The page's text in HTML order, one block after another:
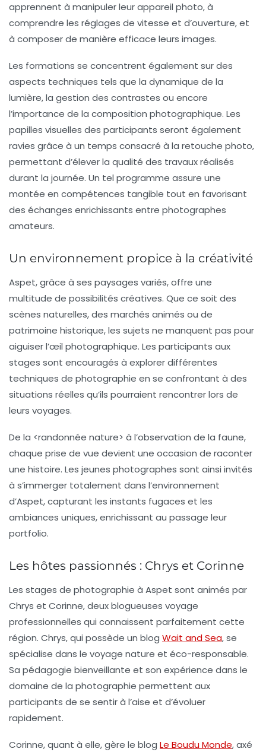
apprennent à manipuler leur appareil photo, à
comprendre les réglages de vitesse et d’ouverture, et
à composer de manière efficace leurs images.
Les formations se concentrent également sur des
aspects techniques tels que la dynamique de la
lumière, la gestion des contrastes ou encore
l’importance de la composition photographique. Les
papilles visuelles des participants seront également
ravies grâce à un temps consacré à la retouche photo,
permettant d’élever la qualité des travaux réalisés
durant la journée. Un tel programme assure une
montée en compétences tangible tout en favorisant
des échanges enrichissants entre photographes
amateurs.
Un environnement propice à la créativité
Aspet, grâce à ses paysages variés, offre une
multitude de possibilités créatives. Que ce soit des
scènes naturelles, des marchés animés ou de
patrimoine historique, les sujets ne manquent pas pour
aiguiser l’œil photographique. Les participants aux
stages sont encouragés à explorer différentes
techniques de photographie en se confrontant à des
situations réelles qu’ils pourraient rencontrer lors de
leurs voyages.
De la <randonnée nature> à l’observation de la faune,
chaque prise de vue devient une occasion de raconter
une histoire. Les jeunes photographes sont ainsi invités
à s’immerger totalement dans l’environnement
d’Aspet, capturant les instants fugaces et les
ambiances uniques, enrichissant au passage leur
portfolio.
Les hôtes passionnés : Chrys et Corinne
Les stages de photographie à Aspet sont animés par
Chrys et Corinne, deux blogueuses voyage
professionnelles qui connaissent parfaitement cette
région. Chrys, qui possède un blog Wait and Sea, se
spécialise dans le voyage nature et éco-responsable.
Sa pédagogie bienveillante et son expérience dans le
domaine de la photographie permettent aux
participants de se sentir à l’aise et d’évoluer
rapidement.
Corinne, quant à elle, gère le blog Le Boudu Monde, axé